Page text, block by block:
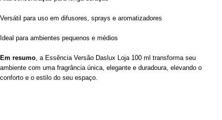
Versátil para uso em difusores, sprays e aromatizadores
Ideal para ambientes pequenos e médios
Em resumo, a Essência Versão Daslux Loja 100 ml transforma seu
ambiente com uma fragrância única, elegante e duradoura, elevando o
conforto e o estilo do seu espaço.